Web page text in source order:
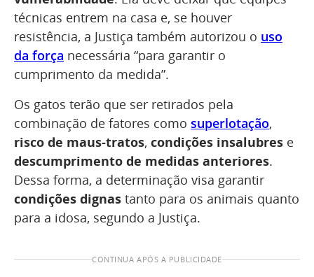
técnicas entrem na casa e, se houver
resistência, a Justiça também autorizou o uso
da força necessária “para garantir o
cumprimento da medida”.
Os gatos terão que ser retirados pela
combinação de fatores como superlotação,
risco de maus-tratos, condições insalubres e
descumprimento de medidas anteriores.
Dessa forma, a determinação visa garantir
condições dignas tanto para os animais quanto
para a idosa, segundo a Justiça.
CONTINUA APÓS A PUBLICIDADE